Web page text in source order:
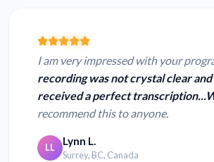
I am very impressed with your
recording was not crystal clear
received a perfect
recommend this to anyone.
LL Lynn L.
Surrey, BC, Canada